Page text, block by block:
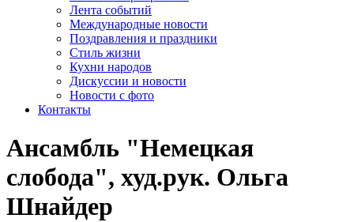
Лента событий
Международные новости
Поздравления и праздники
Cтиль жизни
Кухни народов
Дискуссии и новости
Новости с фото
Контакты
Ансамбль "Немецкая
слобода", худ.рук. Ольга
Шнайдер